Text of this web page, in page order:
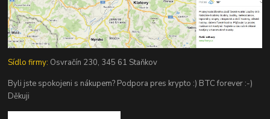
Sídlo firmy: Osvračín 230, 345 61 Staňkov
Byli jste spokojeni s nákupem? Podpora pres krypto :) BTC forever :-)
Děkuji